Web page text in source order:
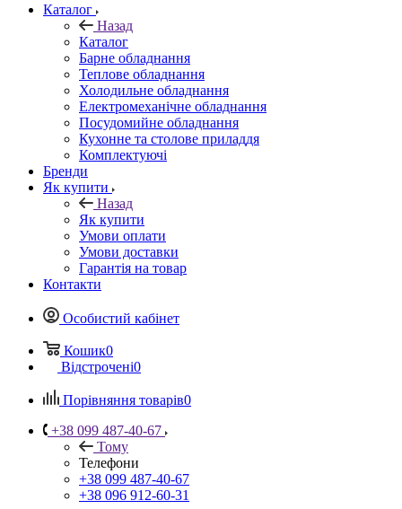
Каталог
Назад
Каталог
Барне обладнання
Теплове обладнання
Холодильне обладнання
Електромеханічне обладнання
Посудомийне обладнання
Кухонне та столове приладдя
Комплектуючі
Бренди
Як купити
Назад
Як купити
Умови оплати
Умови доставки
Гарантія на товар
Контакти
Особистий кабінет
Кошик0
Відстрочені0
Порівняння товарів0
+38 099 487-40-67
Тому
Телефони
+38 099 487-40-67
+38 096 912-60-31